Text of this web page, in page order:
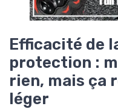
Efficacité de
protection :
rien, mais ça
léger